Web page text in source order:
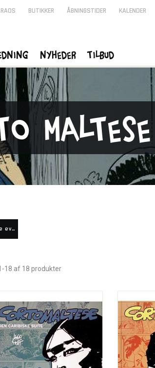
Maltese
Corto Maltese - Nye eventyr
18 af 18 produkter
BUTIKKER ÅBNINGSTIDER KALENDER
Nyheder Tilbud